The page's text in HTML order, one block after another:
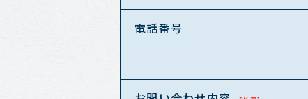
電話番号